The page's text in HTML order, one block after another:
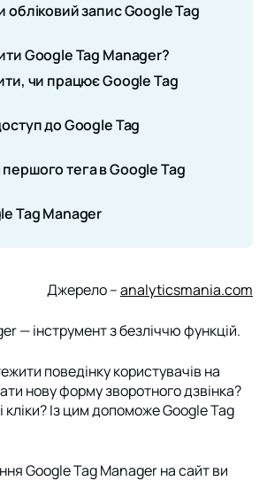
обліковий запис Google Tag
Google Tag Manager?
чи працює Google Tag
до Google Tag
тега в Google Tag
Tag Manager
Джерело –analyticsmania.com
— інструмент з безліччю функцій.
поведінку користувачів на
нову форму зворотного дзвінка?
кліки? Із цим допоможе Google Tag
Google Tag Manager на сайт ви